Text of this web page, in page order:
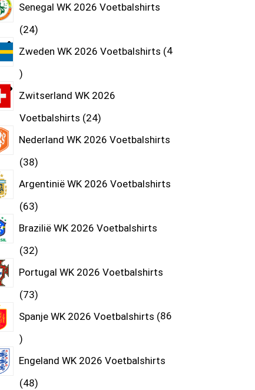
Senegal WK 2026 Voetbalshirts
24
Zweden WK 2026 Voetbalshirts 4
Zwitserland WK 2026
Voetbalshirts 24
Nederland WK 2026 Voetbalshirts
38
Argentinië WK 2026 Voetbalshirts
63
Brazilië WK 2026 Voetbalshirts
32
Portugal WK 2026 Voetbalshirts
73
Spanje WK 2026 Voetbalshirts 86
Engeland WK 2026 Voetbalshirts
48